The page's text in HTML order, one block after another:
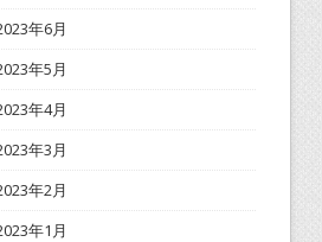
年6月
年5月
年4月
年3月
年2月
年1月